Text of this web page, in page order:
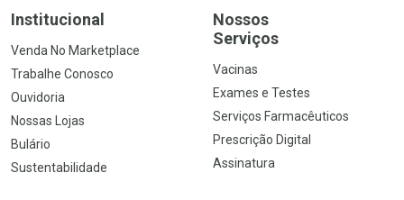
Institucional
Venda No Marketplace
Trabalhe Conosco
Ouvidoria
Nossas Lojas
Bulário
Sustentabilidade
Nossos
Serviços
Vacinas
Exames e Testes
Serviços Farmacêuticos
Prescrição Digital
Assinatura